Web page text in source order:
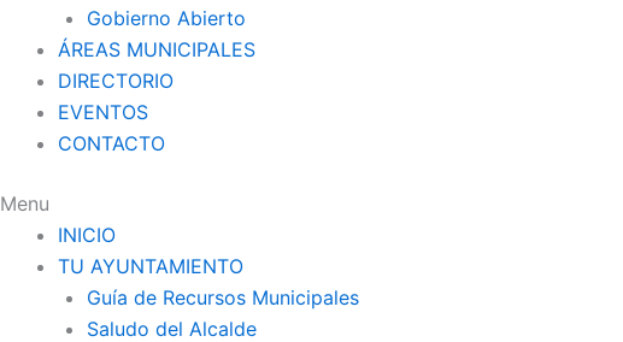
Gobierno Abierto
ÁREAS MUNICIPALES
DIRECTORIO
EVENTOS
CONTACTO
Menu
INICIO
TU AYUNTAMIENTO
Guía de Recursos Municipales
Saludo del Alcalde